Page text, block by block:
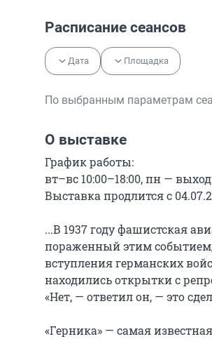
Расписание сеансов
Дата Площадка
По выбранным параметрам
О выставке
График работы:
вт–вс 10:00–18:00, пн —
Выставка продлится с
...В 1937 году фашистская
пораженный этим событием,
вступления германских
находились открытки с
«Нет, — ответил он, — это
«Герника» — самая